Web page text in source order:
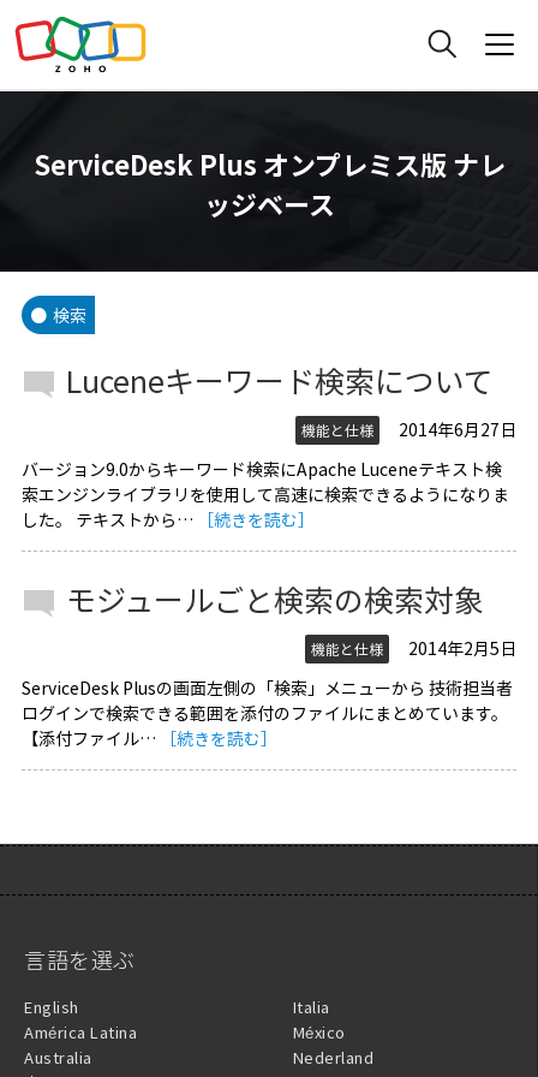
ServiceDesk Plus オンプレミス版 ナレ
ッジベース
検索
Luceneキーワード検索について
機能と仕様
2014年6月27日
バージョン9.0からキーワード検索にApache Luceneテキスト検
索エンジンライブラリを使用して高速に検索できるようになりま
した。 テキストから…
［続きを読む］
モジュールごと検索の検索対象
機能と仕様
2014年2月5日
ServiceDesk Plusの画面左側の「検索」メニューから 技術担当者
ログインで検索できる範囲を添付のファイルにまとめています。
【添付ファイル…
［続きを読む］
言語を選ぶ
English
América Latina
Australia
Italia
México
Nederland